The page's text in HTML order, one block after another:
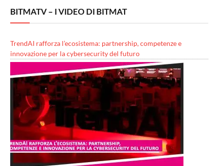
BITMATV – I VIDEO DI BITMAT
TrendAI rafforza l’ecosistema: partnership, competenze e
innovazione per la cybersecurity del futuro